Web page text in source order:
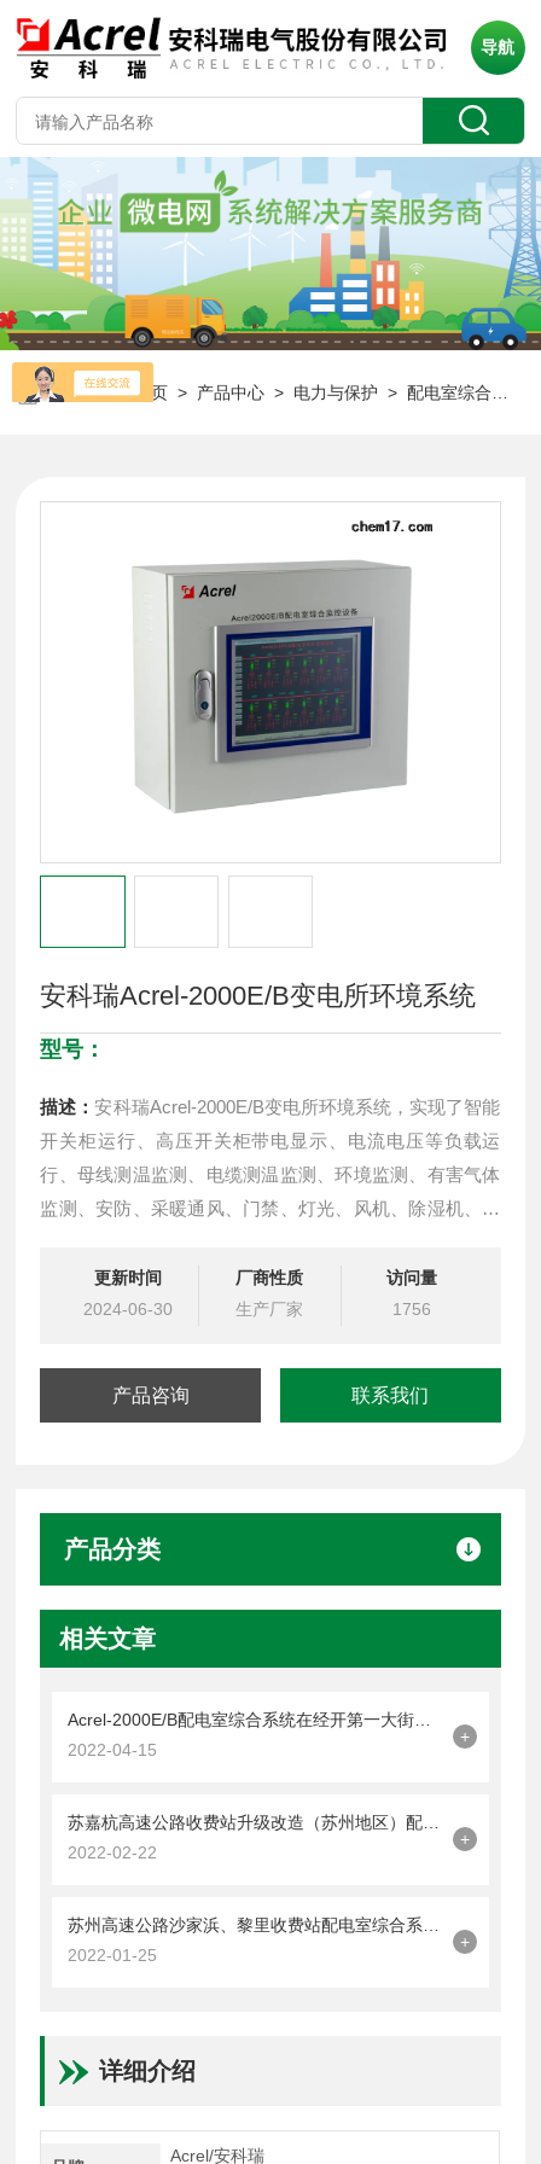
导航
当前位置：首页 > 产品中心 > 电力与保护 >配电室综合系统
安科瑞Acrel-2000E/B变电所环境系统
型号：
描述：安科瑞Acrel-2000E/B变电所环境系统，实现了智能
开关柜运行、高压开关柜带电显示、电流电压等负载运
行、母线测温监测、电缆测温监测、环境监测、有害气体
监测、安防、采暖通风、门禁、灯光、风机、除湿机、空
更新时间
2024-06-30
厂商性质
生产厂家
访问量
1756
产品咨询 联系我们
产品分类
相关文章
2022-04-15
+
2022-02-22
+
2022-01-25
+
详细介绍
Acrel/安科瑞